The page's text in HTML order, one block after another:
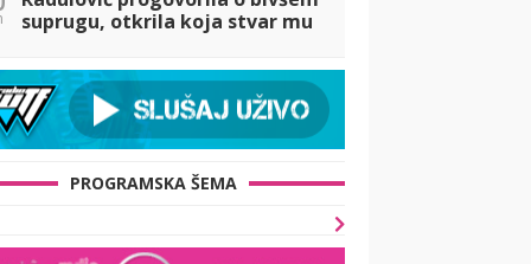
suprugu, otkrila koja stvar mu
PROGRAMSKA ŠEMA